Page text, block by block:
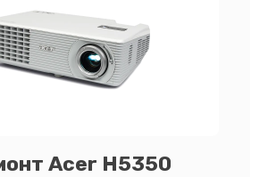
Acer H5350